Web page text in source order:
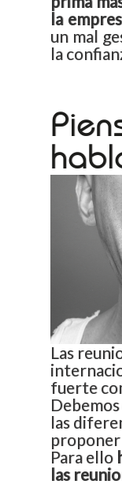
la
un mal
la
Las
fuerte
las
Para ello
las